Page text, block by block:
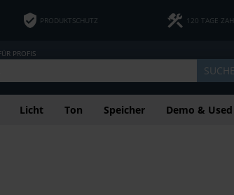
PRODUKTSCHUTZ 120 TAGE
PROFIS
Licht Ton Speicher Demo & Used